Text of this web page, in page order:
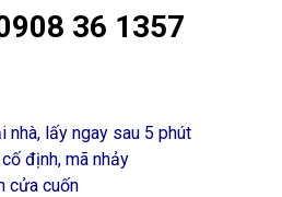
36 1357
nhà, lấy ngay sau 5 phút
định, mã nhảy
cửa cuốn